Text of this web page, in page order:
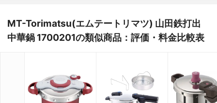
MT-Torimatsu(エムテートリマツ) 山田鉄打出
中華鍋 1700201の類似商品：評価・料金比較表